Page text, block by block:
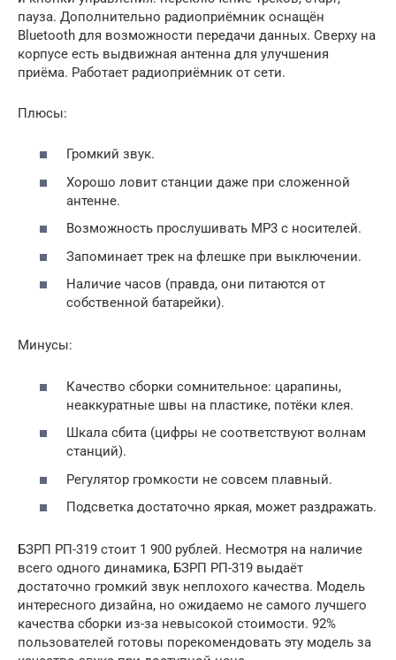
пауза. Дополнительно радиоприёмник оснащён
Bluetooth для возможности передачи данных. Сверху на
корпусе есть выдвижная антенна для улучшения
приёма. Работает радиоприёмник от сети.
Плюсы:
Громкий звук.
Хорошо ловит станции даже при сложенной
антенне.
Возможность прослушивать MP3 с носителей.
Запоминает трек на флешке при выключении.
Наличие часов (правда, они питаются от
собственной батарейки).
Минусы:
Качество сборки сомнительное: царапины,
неаккуратные швы на пластике, потёки клея.
Шкала сбита (цифры не соответствуют волнам
станций).
Регулятор громкости не совсем плавный.
Подсветка достаточно яркая, может раздражать.
БЗРП РП-319 стоит 1 900 рублей. Несмотря на наличие
всего одного динамика, БЗРП РП-319 выдаёт
достаточно громкий звук неплохого качества. Модель
интересного дизайна, но ожидаемо не самого лучшего
качества сборки из-за невысокой стоимости. 92%
пользователей готовы порекомендовать эту модель за